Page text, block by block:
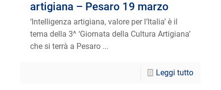
artigiana – Pesaro 19 marzo
‘Intelligenza artigiana, valore per l’Italia’ è il
tema della 3^ ‘Giornata della Cultura Artigiana’
che si terrà a Pesaro ...
Leggi tutto